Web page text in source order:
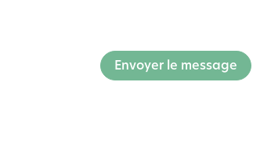
Envoyer le message